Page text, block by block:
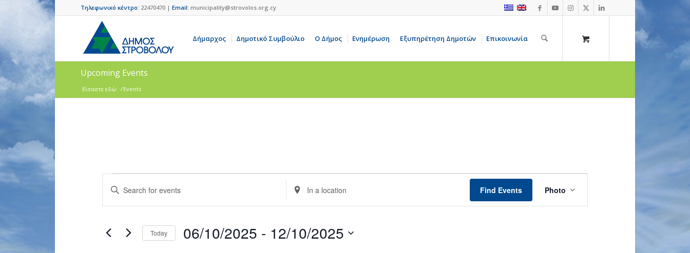
Τηλεφωνικό κέντρο: 22470470 | Email: municipality@strovolos.org.cy
Δήμαρχος Δημοτικό Συμβούλιο Ο Δήμος Ενημέρωση Εξυπηρέτηση Δημοτών Επικοινωνία
Upcoming Events
Είσαστε εδώ: /Events
Events
Search
and
Views
Navigation
Enter
Keyword.
Search
Events
Enter
Location.
Search
Events
by
Find Events
Views
Photo
Today 06/10/2025 - 12/10/2025